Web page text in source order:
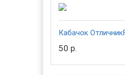
Кабачок
50 р.